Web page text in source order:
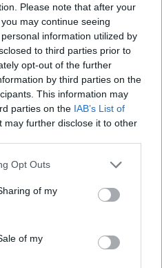
Please note that after your
may continue seeing
information utilized by
to third parties prior to
opt-out of the further
by third parties on the
This information may
parties on the IAB’s List of
may further disclose it to other
uses one or more Google
behaviour. You may click to
and its third-party tags to
purposes in below Google
Opt Outs
of my
of my
az utazási költségek
egy izgalmakkal teli
Adrienn is ezt az utat
Cikkünkben,
betekintést kapunk
formába, ami nemcsak